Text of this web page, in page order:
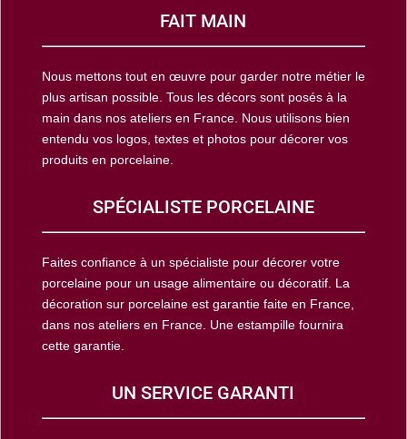
FAIT MAIN
Nous mettons tout en œuvre pour garder notre métier le
plus artisan possible. Tous les décors sont posés à la
main dans nos ateliers en France. Nous utilisons bien
entendu vos logos, textes et photos pour décorer vos
produits en porcelaine.
SPÉCIALISTE PORCELAINE
Faites confiance à un spécialiste pour décorer votre
porcelaine pour un usage alimentaire ou décoratif. La
décoration sur porcelaine est garantie faite en France,
dans nos ateliers en France. Une estampille fournira
cette garantie.
UN SERVICE GARANTI